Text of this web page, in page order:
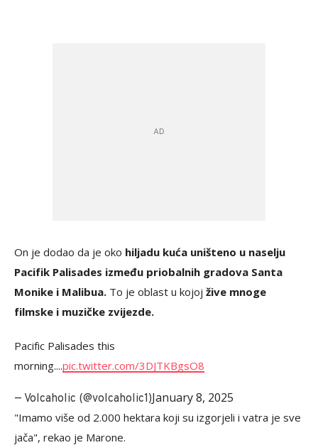
On je dodao da je oko hiljadu kuća uništeno u naselju
Pacifik Palisades između priobalnih gradova Santa
Monike i Malibua. To je oblast u kojoj žive mnoge
filmske i muzičke zvijezde.
Pacific Palisades this
morning....pic.twitter.com/3DJTKBgsO8
— Volcaholic (@volcaholic1)January 8, 2025
"Imamo više od 2.000 hektara koji su izgorjeli i vatra je sve
jača", rekao je Marone.